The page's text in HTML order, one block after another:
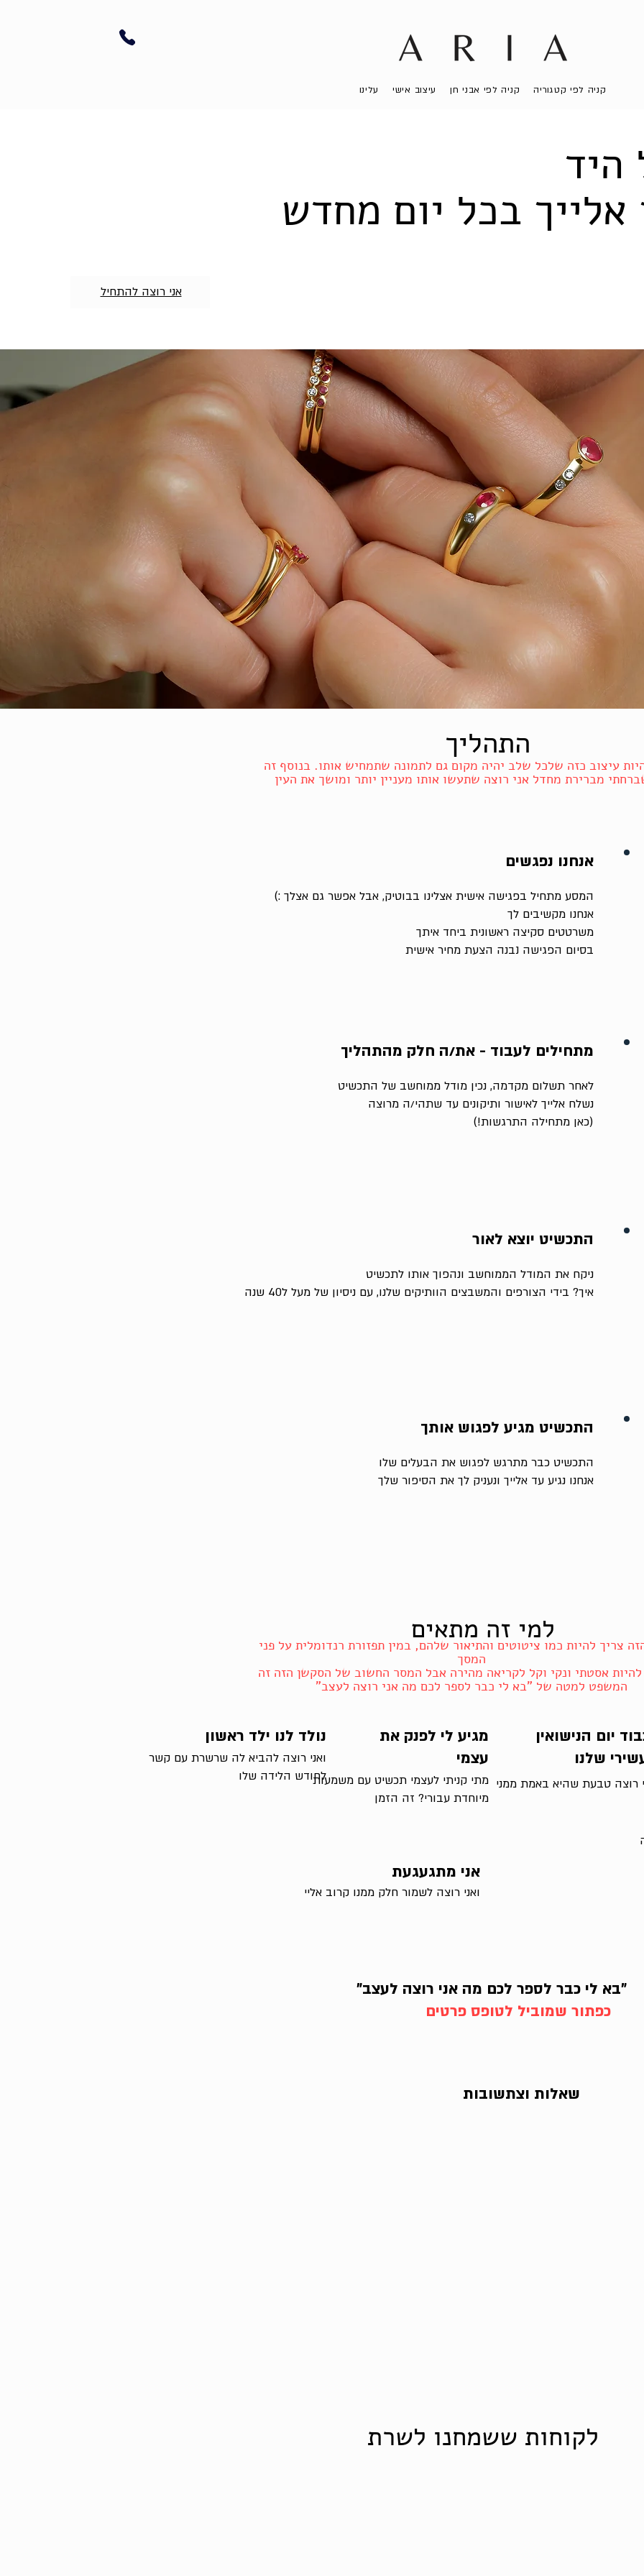
קניה לפי קטגוריה קניה לפי אבני חן עיצוב אישי עלינו
היד
אלייך בכל יום מחדש
אני רוצה להתחיל
התהליך
עיצוב כזה שלכל שלב יהיה מקום גם לתמונה שתמחיש אותו. בנוסף זה
מברירת מחדל אני רוצה שתעשו אותו מעניין יותר ומושך את העין
אנחנו נפגשים
המסע מתחיל בפגישה אישית אצלינו בבוטיק, אבל אפשר גם אצלך :)
אנחנו מקשיבים לך
משרטטים סקיצה ראשונית ביחד איתך
בסיום הפגישה נבנה הצעת מחיר אישית
מתחילים לעבוד - את/ה חלק מהתהליך
לאחר תשלום מקדמה, נכין מודל ממוחשב של התכשיט
נשלח אלייך לאישור ותיקונים עד שתהי/ה מרוצה
(כאן מתחילה התרגשות!)
התכשיט יוצא לאור
ניקח את המודל הממוחשב ונהפוך אותו לתכשיט
איך? בידי הצורפים והמשבצים הוותיקים שלנו, עם ניסיון של מעל ל40 שנה
התכשיט מגיע לפגוש אותך
התכשיט כבר מתרגש לפגוש את הבעלים שלו
אנחנו נגיע עד אלייך ונעניק לך את הסיפור שלך
למי זה מתאים
צריך להיות כמו ציטוטים והתיאור שלהם, במין תפזורת רנדומלית על פני
המסך
להיות אסטתי ונקי וקל לקריאה מהירה אבל המסר החשוב של הסקשן הזה זה
המשפט למטה של "בא לי כבר לספר לכם מה אני רוצה לעצב"
נולד לנו ילד ראשון
מגיע לי לפנק את
עצמי
יום הנישואין
שלנו
רוצה טבעת שהיא באמת ממני
ואני רוצה להביא לה שרשרת עם קשר
לחודש הלידה שלומתי קניתי לעצמי תכשיט עם משמעות
מיוחדת עבורי? זה הזמן
אני מתגעגעת
ואני רוצה לשמור חלק ממנו קרוב אליי
"בא לי כבר לספר לכם מה אני רוצה לעצב"
כפתור שמוביל לטופס פרטים
שאלות וצתשובות
לקוחות ששמחנו לשרת